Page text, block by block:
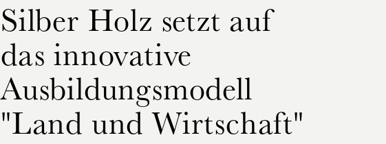
Silber Holz setzt auf
das innovative
Ausbildungsmodell
"Land und Wirtschaft"